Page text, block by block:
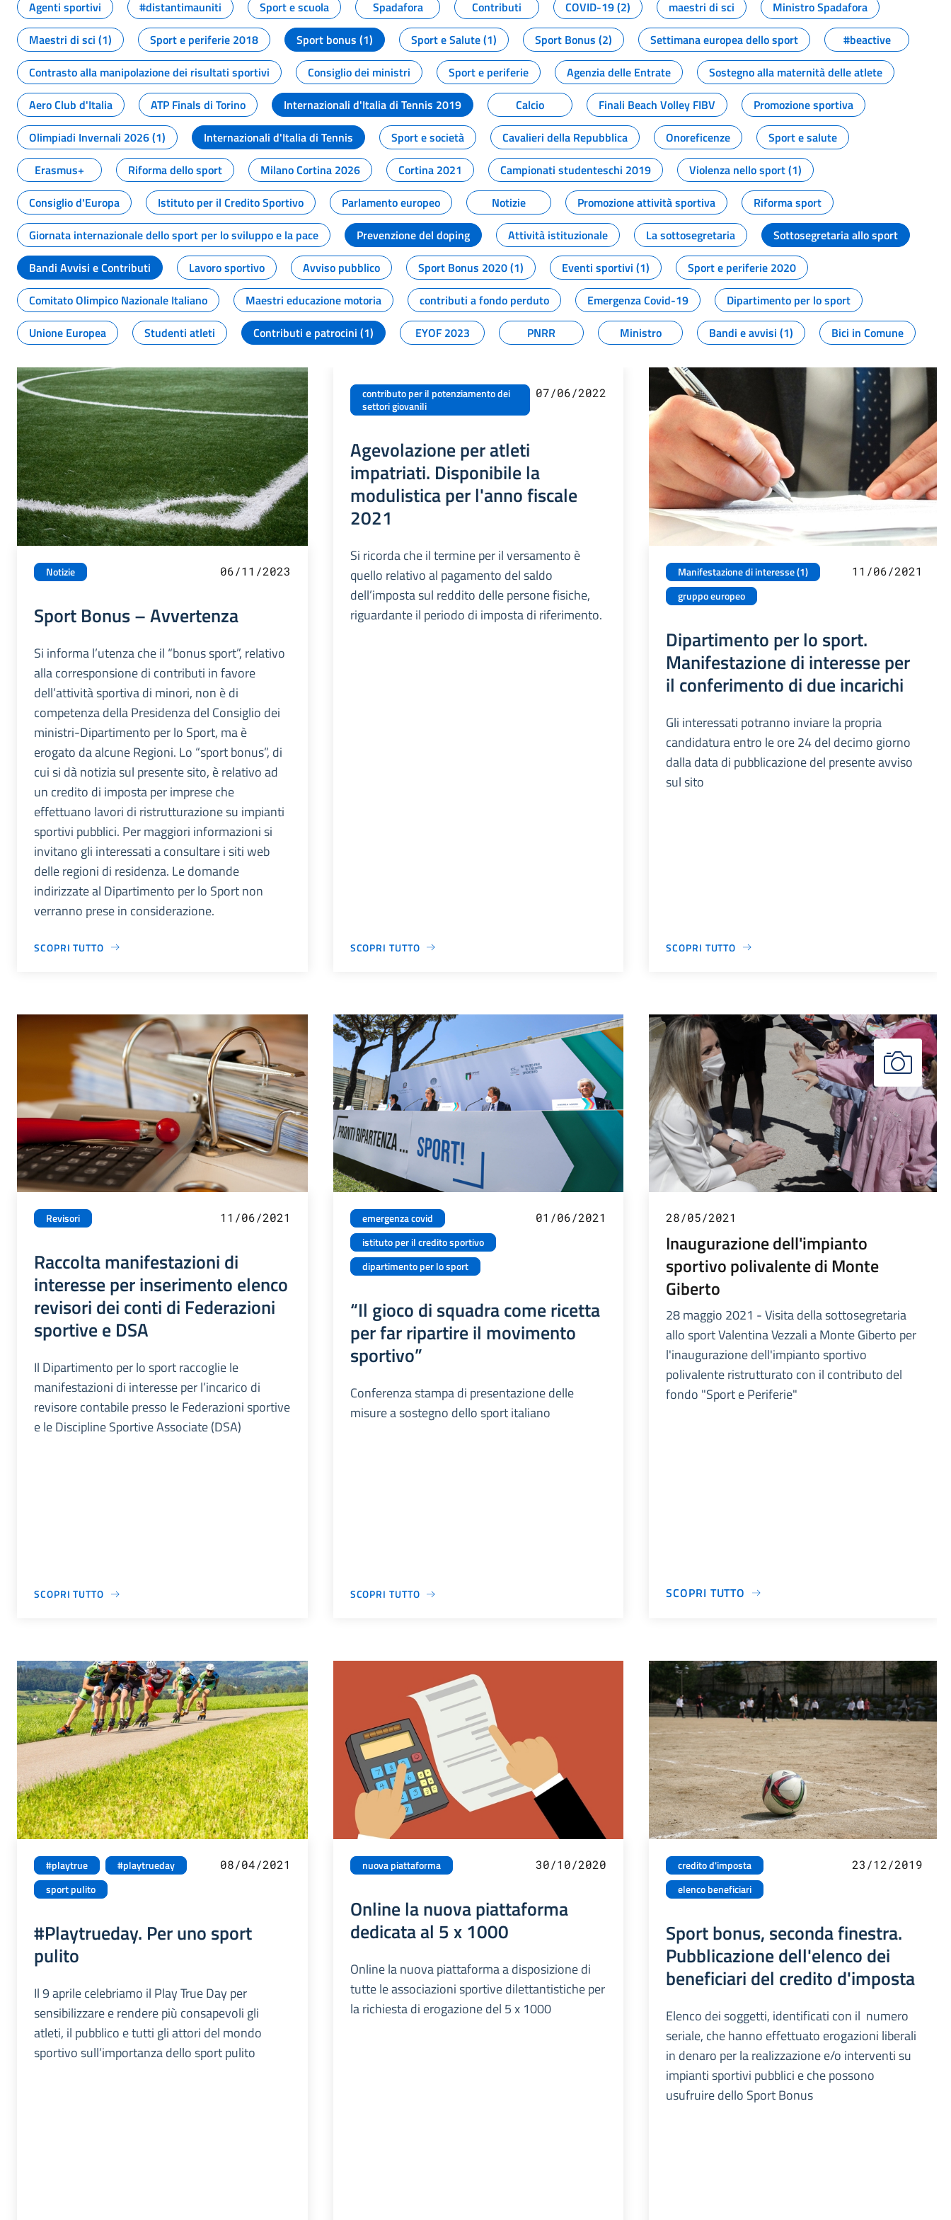
Agenti sportivi
#distantimauniti Sport e scuola Spadafora Contributi COVID-19 (2) maestri di sci
Ministro Spadafora
Maestri di sci (1)
Sport e periferie 2018 Sport bonus (1) Sport e Salute (1) Sport Bonus (2) Settimana europea dello sport
#beactive
Contrasto alla manipolazione dei risultati sportivi
Consiglio dei ministri Sport e periferie Agenzia delle Entrate
Sostegno alla maternità delle atlete
Aero Club d'Italia
ATP Finals di Torino Internazionali d'Italia di Tennis 2019 Calcio Finali Beach Volley FIBV
Promozione sportiva
Olimpiadi Invernali 2026 (1)
Internazionali d'Italia di Tennis Sport e società Cavalieri della Repubblica Onoreficenze
Sport e salute
Erasmus+
Riforma dello sport Milano Cortina 2026 Cortina 2021 Campionati studenteschi 2019
Violenza nello sport (1)
Consiglio d'Europa
Istituto per il Credito Sportivo Parlamento europeo Notizie Promozione attività sportiva
Riforma sport
Giornata internazionale dello sport per lo sviluppo e la pace
Prevenzione del doping Attività istituzionale La sottosegretaria
Sottosegretaria allo sport
Bandi Avvisi e Contributi
Lavoro sportivo Avviso pubblico Sport Bonus 2020 (1) Eventi sportivi (1)
Sport e periferie 2020
Comitato Olimpico Nazionale Italiano
Maestri educazione motoria contributi a fondo perduto Emergenza Covid-19
Dipartimento per lo sport
Unione Europea
Studenti atleti Contributi e patrocini (1) EYOF 2023 PNRR Ministro Bandi e avvisi (1) Bici in Comune
Notizie 06/11/2023
Sport Bonus – Avvertenza
Si informa l’utenza che il “bonus sport”, relativo
alla corresponsione di contributi in favore
dell’attività sportiva di minori, non è di
competenza della Presidenza del Consiglio dei
ministri-Dipartimento per lo Sport, ma è
erogato da alcune Regioni. Lo “sport bonus”, di
cui si dà notizia sul presente sito, è relativo ad
un credito di imposta per imprese che
effettuano lavori di ristrutturazione su impianti
sportivi pubblici. Per maggiori informazioni si
invitano gli interessati a consultare i siti web
delle regioni di residenza. Le domande
indirizzate al Dipartimento per lo Sport non
verranno prese in considerazione.
SCOPRI TUTTO
contributo per il potenziamento dei
settori giovanili
07/06/2022
Agevolazione per atleti
impatriati. Disponibile la
modulistica per l'anno fiscale
2021
Si ricorda che il termine per il versamento è
quello relativo al pagamento del saldo
dell’imposta sul reddito delle persone fisiche,
riguardante il periodo di imposta di riferimento.
SCOPRI TUTTO
Manifestazione di interesse (1)
gruppo europeo
11/06/2021
Dipartimento per lo sport.
Manifestazione di interesse per
il conferimento di due incarichi
Gli interessati potranno inviare la propria
candidatura entro le ore 24 del decimo giorno
dalla data di pubblicazione del presente avviso
sul sito
SCOPRI TUTTO
Revisori 11/06/2021
Raccolta manifestazioni di
interesse per inserimento elenco
revisori dei conti di Federazioni
sportive e DSA
Il Dipartimento per lo sport raccoglie le
manifestazioni di interesse per l’incarico di
revisore contabile presso le Federazioni sportive
e le Discipline Sportive Associate (DSA)
SCOPRI TUTTO
emergenza covid
istituto per il credito sportivo
dipartimento per lo sport
01/06/2021
“Il gioco di squadra come ricetta
per far ripartire il movimento
sportivo”
Conferenza stampa di presentazione delle
misure a sostegno dello sport italiano
SCOPRI TUTTO
28/05/2021
Inaugurazione dell'impianto
sportivo polivalente di Monte
Giberto
28 maggio 2021 - Visita della sottosegretaria
allo sport Valentina Vezzali a Monte Giberto per
l'inaugurazione dell'impianto sportivo
polivalente ristrutturato con il contributo del
fondo "Sport e Periferie"
SCOPRI TUTTO
#playtrue
#playtrueday
sport pulito
08/04/2021
#Playtrueday. Per uno sport
pulito
Il 9 aprile celebriamo il Play True Day per
sensibilizzare e rendere più consapevoli gli
atleti, il pubblico e tutti gli attori del mondo
sportivo sull’importanza dello sport pulito
nuova piattaforma 30/10/2020
Online la nuova piattaforma
dedicata al 5 x 1000
Online la nuova piattaforma a disposizione di
tutte le associazioni sportive dilettantistiche per
la richiesta di erogazione del 5 x 1000
credito d'imposta
elenco beneficiari
23/12/2019
Sport bonus, seconda finestra.
Pubblicazione dell'elenco dei
beneficiari del credito d'imposta
Elenco dei soggetti, identificati con il numero
seriale, che hanno effettuato erogazioni liberali
in denaro per la realizzazione e/o interventi su
impianti sportivi pubblici e che possono
usufruire dello Sport Bonus